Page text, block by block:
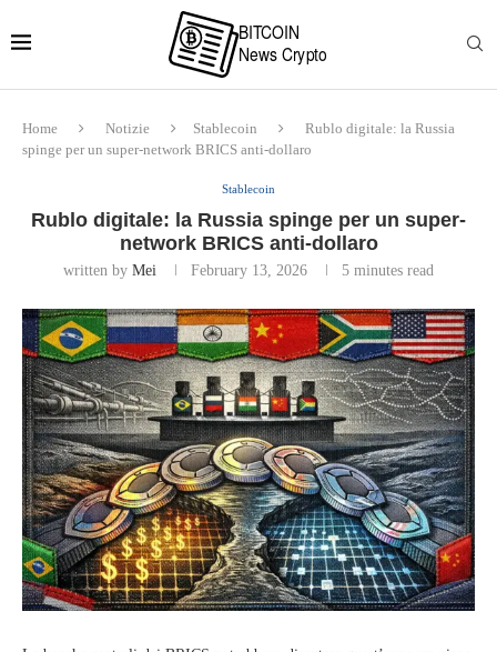
Home Notizie Stablecoin
Rublo digitale: la Russia
spinge per un super-network BRICS anti-dollaro
Stablecoin
Rublo digitale: la Russia spinge per un super-
network BRICS anti-dollaro
written by Mei February 13, 2026 5 minutes read